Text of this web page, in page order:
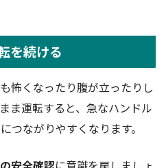
を続ける
怖くなったり腹が立ったりし
ま運転すると、急なハンドル
つながりやすくなります。